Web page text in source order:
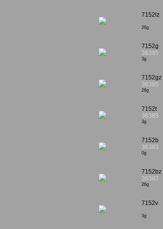
7152lz
26g
7152g
36385
3g
7152gz
36385
26g
7152t
36385
3g
7152b
36383
0g
7152bz
36383
26g
7152v
3g